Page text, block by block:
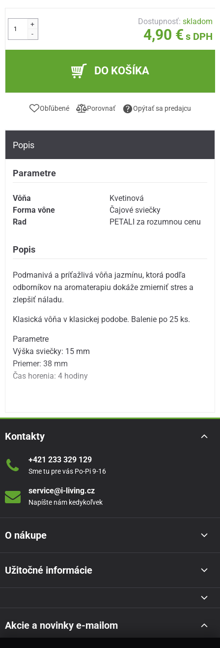
+
-
Dostupnosť:skladom
4,90 € s DPH
DO KOŠÍKA
Obľúbené Porovnať Opýtať sa predajcu
Popis
Parametre
Vôňa
Kvetinová
Forma vône
Čajové sviečky
Rad
PETALI za rozumnou cenu
Popis
Podmanivá a príťažlivá vôňa jazmínu, ktorá podľa
odborníkov na aromaterapiu dokáže zmierniť stres a
zlepšiť náladu.
Klasická vôňa v klasickej podobe. Balenie po 25 ks.
Parametre
Výška sviečky: 15 mm
Priemer: 38 mm
Čas horenia: 4 hodiny
Kontakty
+421 233 329 129
Sme tu pre vás Po-Pi 9-16
service@i-living.cz
Napíšte nám kedykoľvek
O nákupe
Užitočné informácie
Akcie a novinky e-mailom